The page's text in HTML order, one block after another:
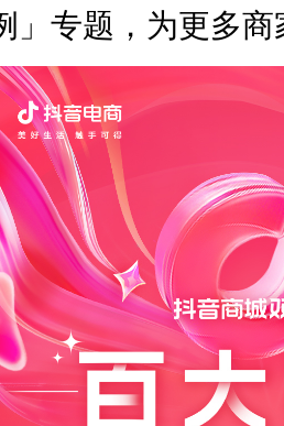
」专题，为更多